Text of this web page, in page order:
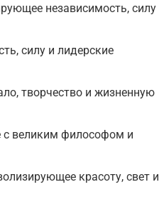
независимость, силу
силу и лидерские
творчество и жизненную
с великим философом и
красоту, свет и